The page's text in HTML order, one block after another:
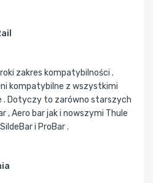
zakres kompatybilności .
kompatybilne z wszystkimi
. Dotyczy to zarówno starszych
, Aero bar jak i nowszymi Thule
i ProBar .